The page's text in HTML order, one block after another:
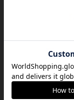
歓迎★ボ
ードゲー
2024年1月
終了
★2/11(
★ボード
ゲーム会
2024年2月